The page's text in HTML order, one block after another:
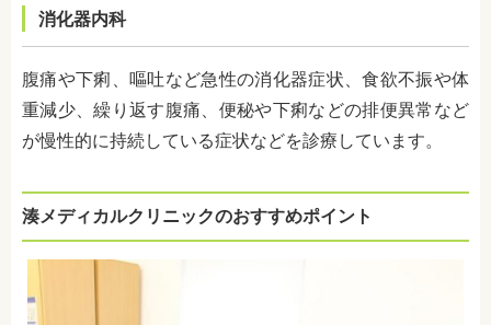
消化器内科
腹痛や下痢、嘔吐など急性の消化器症状、食欲不振や体
重減少、繰り返す腹痛、便秘や下痢などの排便異常など
が慢性的に持続している症状などを診療しています。
湊メディカルクリニックのおすすめポイント